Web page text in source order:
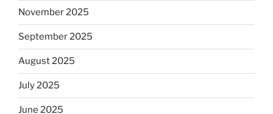
November 2025
September 2025
August 2025
July 2025
June 2025